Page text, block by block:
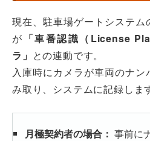
現在、駐車場ゲートシステ
が 「車番認識（License
ラ」 との連動です。
入庫時にカメラが車両のナ
み取り、システムに記録しま
月極契約者の場合： 事前に